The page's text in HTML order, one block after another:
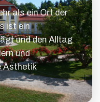
als ein Ort der
ist ein
und den Alltag
und
Ästhetik